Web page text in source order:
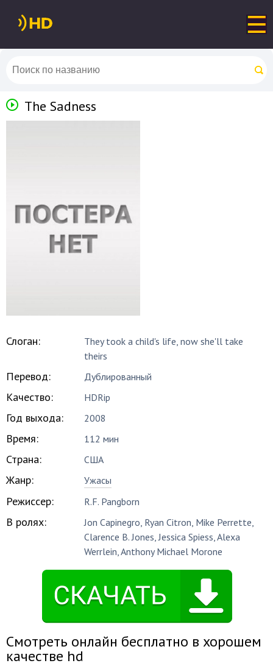
The Sadness
Слоган:
They took a child's life, now she'll take
theirs
Перевод: Дублированный
Качество: HDRip
Год выхода: 2008
Время: 112 мин
Страна: США
Жанр: Ужасы
Режиссер: R.F. Pangborn
В ролях: Jon Capinegro, Ryan Citron, Mike Perrette,
Clarence B. Jones,Jessica Spiess,Alexa
Werrlein,Anthony Michael Morone
Смотреть онлайн бесплатно в хорошем
качестве hd